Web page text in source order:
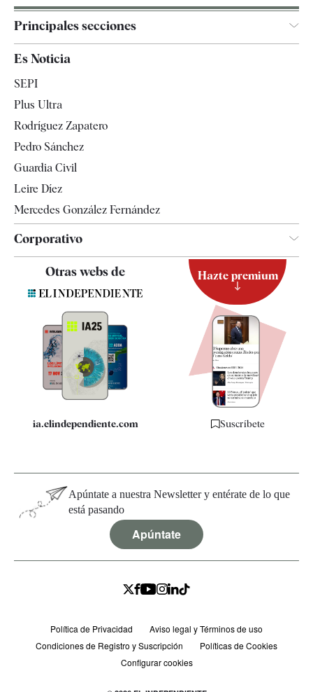
Principales secciones
Televisión
Es Noticia
SEPI
Plus Ultra
Rodríguez Zapatero
Pedro Sánchez
Guardia Civil
Leire Díez
Mercedes González Fernández
Corporativo
Quiénes somos
Especificaciones
Otras webs de
ia.elindependiente.com
Hazte premium
Suscríbete
Apúntate a nuestra Newsletter y entérate de lo que
está pasando
Apúntate
Política de Privacidad
Aviso legal y Términos de uso
Condiciones de Registro y Suscripción
Políticas de Cookies
Configurar cookies